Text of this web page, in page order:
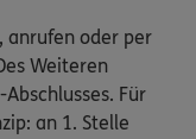
anrufen oder per
Weiteren
Für
an 1. Stelle